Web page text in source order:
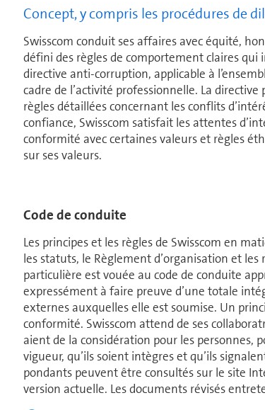
Concept, y compris les procédures de
Swisscom conduit ses affaires avec équité,
défini des règles de comportement claires qui
directive anti-corruption, applicable à
cadre de l’activité pro­fes­sionnelle. La
règles détaillées concernant les conflits
confiance, Swisscom satisfait les attentes
conformité avec certaines va­leurs et règles
sur ses va­leurs.
Code de conduite
Les principes et les règles de Swisscom en
les statuts, le Règlement d’or­ga­ni­sa­tion et
particulière est vouée au code de conduite
expressément à faire preuve d’une totale
externes auxquelles elle est soumise. Un
conformité. Swisscom attend de ses
aient de la considération pour les per­sonnes,
vigueur, qu’ils soient intègres et qu’ils
pondants peuvent être consultés sur le site
version actuelle. Les documents révisés